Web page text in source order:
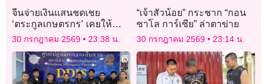
จีนจ่ายเงินแสนชดเชย
‘ตระกูลเกษตรกร’ เคยให้
กองทัพ ‘ยืมข้าวสาร’ เมื่อ 79
30 กรกฎาคม 2569 23:38 น.
“เจ้าสัวน้อย” กระชาก “กอน
ซาโล การ์เซีย” ล่าตาข่าย
30 กรกฎาคม 2569 23:14 น.